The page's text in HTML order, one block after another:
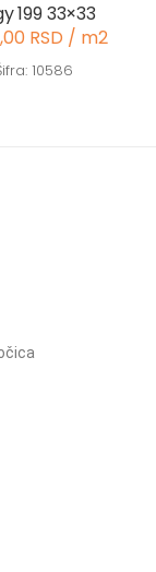
199 33×33
RSD / m2
10586